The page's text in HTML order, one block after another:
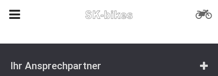
Ihr Ansprechpartner